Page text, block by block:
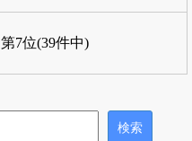
第7位(39件中)